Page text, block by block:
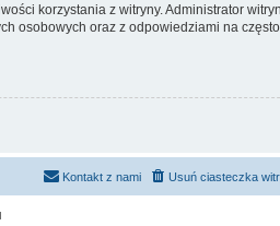
korzystania z witryny. Administrator
osobowych oraz z odpowiedziami na
Usuń ciasteczka
Kontakt z nami